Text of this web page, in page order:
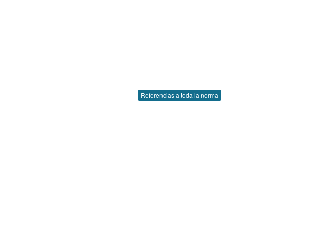
Referencias a toda la norma